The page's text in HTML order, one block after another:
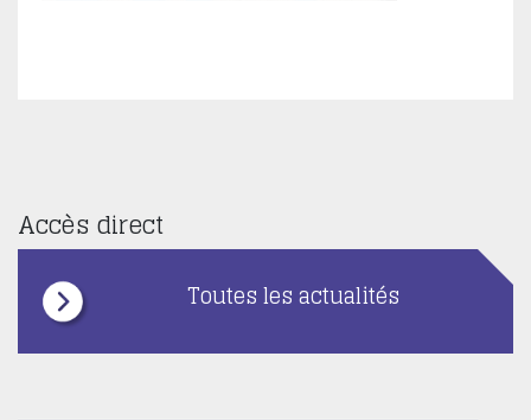
Accès direct
Toutes les actualités